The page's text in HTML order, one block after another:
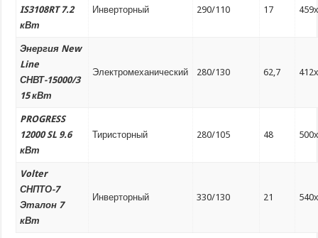
IS3108RT 7.2
кВт
Инверторный 290/110 17
Энергия New
Line
СНВТ-15000/3
15 кВт
Электромеханический 280/130 62,7
PROGRESS
12000 SL 9.6
кВт
Тиристорный 280/105 48
Volter
СНПТО-7
Эталон 7
кВт
Инверторный 330/130 21